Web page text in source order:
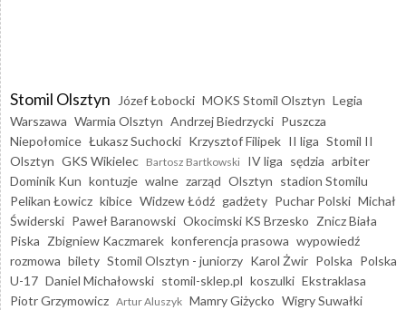
Stomil Olsztyn Józef Łobocki MOKS Stomil Olsztyn Legia
Warszawa Warmia Olsztyn Andrzej Biedrzycki Puszcza
Niepołomice Łukasz Suchocki Krzysztof Filipek II liga Stomil II
Olsztyn GKS Wikielec Bartosz Bartkowski IV liga sędzia arbiter
Dominik Kun kontuzje walne zarząd Olsztyn stadion Stomilu
Pelikan Łowicz kibice Widzew Łódź gadżety Puchar Polski Michał
Świderski Paweł Baranowski Okocimski KS Brzesko Znicz Biała
Piska Zbigniew Kaczmarek konferencja prasowa wypowiedź
rozmowa bilety Stomil Olsztyn - juniorzy Karol Żwir Polska Polska
U-17 Daniel Michałowski stomil-sklep.pl koszulki Ekstraklasa
Piotr Grzymowicz Artur Aluszyk Mamry Giżycko Wigry Suwałki